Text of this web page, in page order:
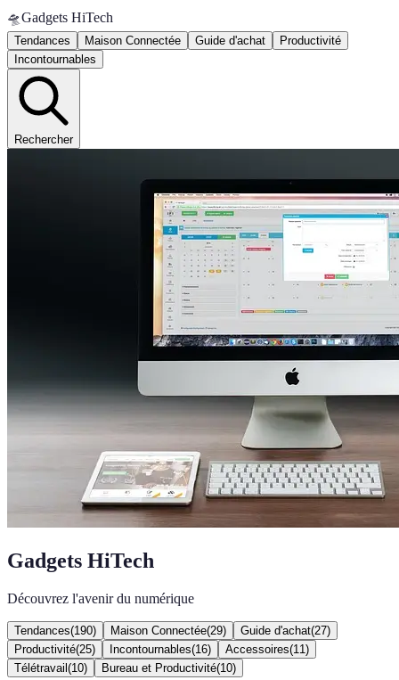
🛸Gadgets HiTech
Tendances Maison Connectée Guide d'achat
Productivité
Incontournables
Rechercher
Gadgets HiTech
Découvrez l'avenir du numérique
Tendances(190) Maison Connectée(29) Guide d'achat(27)
Productivité(25) Incontournables(16) Accessoires(11 )
Télétravail (10) Bureau et Productivité(10)